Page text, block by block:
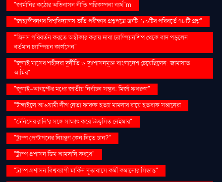
"জার্মানির কঠোর অভিবাসন নীতি পরিকল্পনা ব্যর্থ"m
"জাহাঙ্গীরনগর বিশ্ববিদ্যালয় ভর্তি পরীক্ষার প্রশ্নপত্রে ত্রুটি: ৮০টির পরিবর্তে ৭৮টি প্রশ্ন"
"জিনস পরিবর্তন করতে অস্বীকার করায় দাবা চ্যাম্পিয়নশিপ থেকে বাদ পড়লেন
বর্তমান চ্যাম্পিয়ন কার্লসেন"
"জুলাই মাসের শহীদরা দুর্নীতি ও দুঃশাসনমুক্ত বাংলাদেশ চেয়েছিলেন: জামায়াত
আমির"
"জুলাই-আগস্টের মধ্যে জাতীয় নির্বাচন সম্ভব: মির্জা ফখরুল"
"টাঙ্গাইলে আওয়ামী লীগ নেতা ফারুক হত্যা মামলার রায়ে হতবাক সন্তানেরা
"টেনিসের রানি’র সঙ্গে সাক্ষাৎ করে উচ্ছ্বসিত নেইমার"
"ট্রাম্প পেন্টাগনের নিয়ন্ত্রণ কেন নিতে চান?"
"ট্রাম্প প্রশাসন ডিম আমদানি করবে"
"ট্রাম্প প্রশাসন বিশ্বব্যাপী মার্কিন দূতাবাসে কর্মী কমানোর সিদ্ধান্ত"